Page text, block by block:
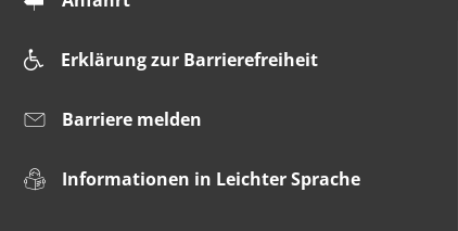
Erklärung zur Barrierefreiheit
Barriere melden
Informationen in Leichter Sprache